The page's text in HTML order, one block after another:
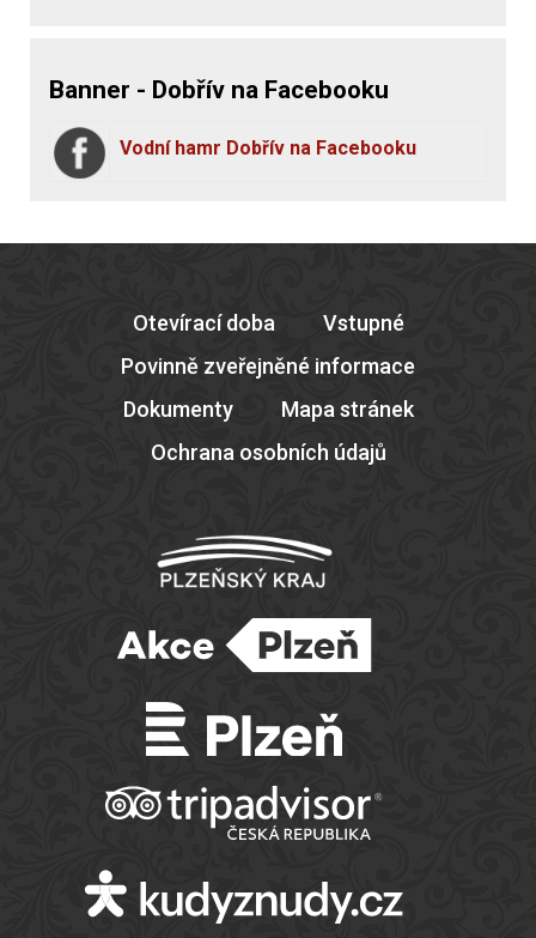
Banner - Dobřív na Facebooku
Vodní hamr Dobřív na Facebooku
Otevírací doba
Vstupné
Povinně zveřejněné informace
Dokumenty
Mapa stránek
Ochrana osobních údajů